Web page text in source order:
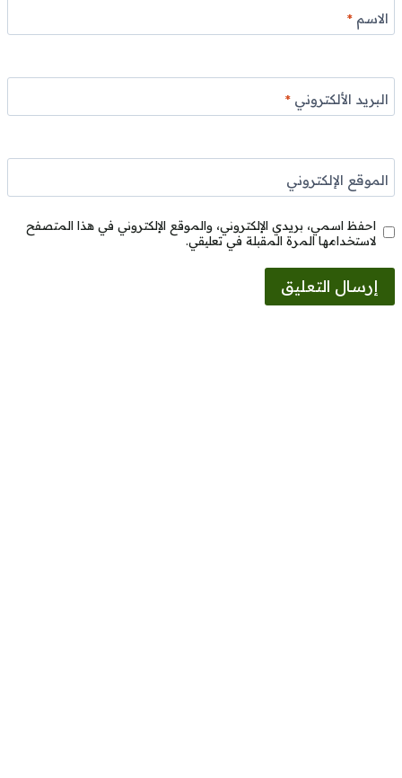
الاسم*
البريد الألكتروني*
الموقع الإلكتروني
احفظ اسمي، بريدي الإلكتروني، والموقع الإلكتروني في هذا المتصفح
لاستخدامها المرة المقبلة في تعليقي.